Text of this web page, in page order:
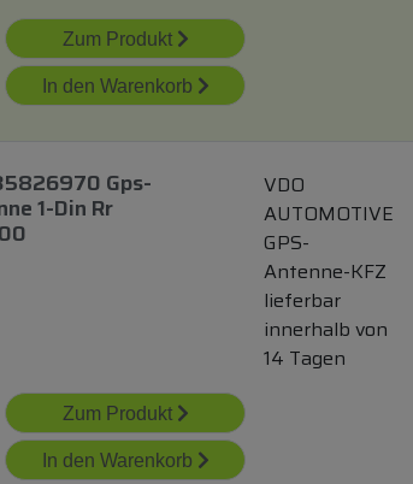
Zum Produkt
In den Warenkorb
Gps-
1-Din Rr
VDO
AUTOMOTIVE
GPS-
Antenne-KFZ
lieferbar
innerhalb von
14 Tagen
Zum Produkt
In den Warenkorb